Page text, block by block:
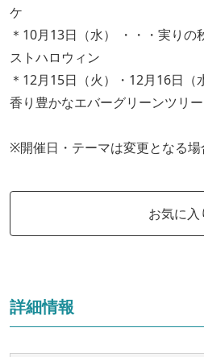
ケ
＊10月13日（水） ・・・実り
ストハロウィン
＊12月15日（火）・12月16日
香り豊かなエバーグリーンツリー
※開催日・テーマは変更となる場
お気に入
詳細情報